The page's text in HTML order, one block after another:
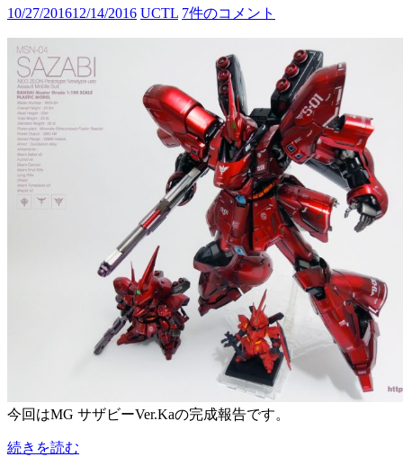
10/27/201612/14/2016 UCTL 7件のコメント
今回はMG サザビーVer.Kaの完成報告です。
続きを読む